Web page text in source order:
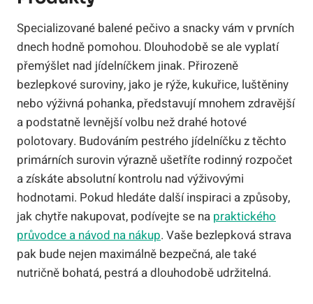
Specializované balené pečivo a snacky vám v prvních
dnech hodně pomohou. Dlouhodobě se ale vyplatí
přemýšlet nad jídelníčkem jinak. Přirozeně
bezlepkové suroviny, jako je rýže, kukuřice, luštěniny
nebo výživná pohanka, představují mnohem zdravější
a podstatně levnější volbu než drahé hotové
polotovary. Budováním pestrého jídelníčku z těchto
primárních surovin výrazně ušetříte rodinný rozpočet
a získáte absolutní kontrolu nad výživovými
hodnotami. Pokud hledáte další inspiraci a způsoby,
jak chytře nakupovat, podívejte se na praktického
průvodce a návod na nákup. Vaše bezlepková strava
pak bude nejen maximálně bezpečná, ale také
nutričně bohatá, pestrá a dlouhodobě udržitelná.